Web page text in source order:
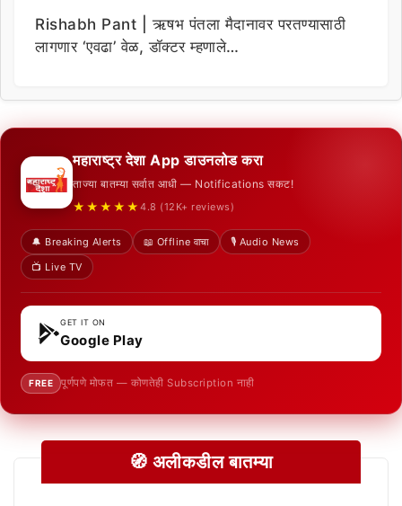
Rishabh Pant | ऋषभ पंतला मैदानावर परतण्यासाठी
लागणार ‘एवढा’ वेळ, डॉक्टर म्हणाले…
महाराष्ट्र देशा App डाउनलोड करा
ताज्या बातम्या सर्वात आधी — Notifications सकट!
★★★★★ 4.8 (12K+ reviews)
🔔 Breaking Alerts 📖 Offline वाचा
🎙️ Audio News
📺 Live TV
GET IT ON
Google Play
FREE पूर्णपणे मोफत — कोणतेही Subscription नाही
🧭 अलीकडील बातम्या